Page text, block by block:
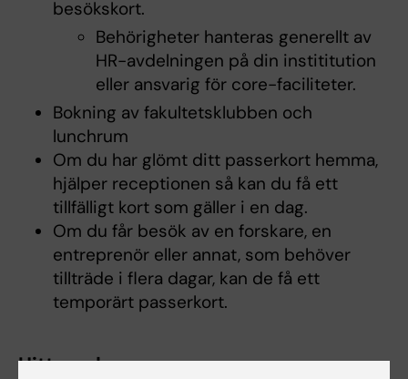
besökskort.
Behörigheter hanteras generellt av
HR-avdelningen på din instititution
eller ansvarig för core-faciliteter.
Bokning av fakultetsklubben och
lunchrum
Om du har glömt ditt passerkort hemma,
hjälper receptionen så kan du få ett
tillfälligt kort som gäller i en dag.
Om du får besök av en forskare, en
entreprenör eller annat, som behöver
tillträde i flera dagar, kan de få ett
temporärt passerkort.
Hittegods